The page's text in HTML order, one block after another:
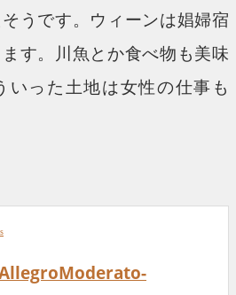
うです。ウィーンは娼婦宿
す。川魚とか食べ物も美味
いった土地は女性の仕事も